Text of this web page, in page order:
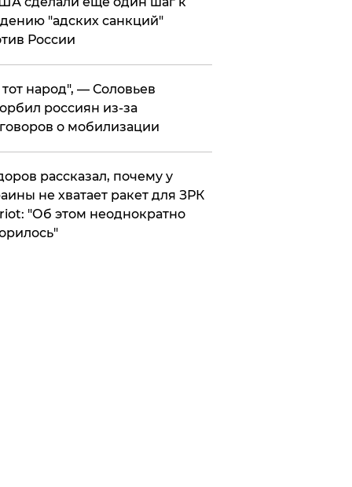
"адских санкций"
России
народ", — Соловьев
россиян из-за
о мобилизации
рассказал, почему у
не хватает ракет для ЗРК
"Об этом неоднократно